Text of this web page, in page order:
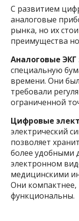
С развитием
аналоговые
рынка, но их
преимущества
Аналоговые ЭКГ
специальную
времени. Они
требовали
ограниченной
Цифровые
электрический
позволяет
более удобными
электронном
медицинскими
Они компактнее,
функциональны.